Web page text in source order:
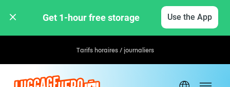
Get 1-hour free storage Use the App
Tarifs horaires / journaliers